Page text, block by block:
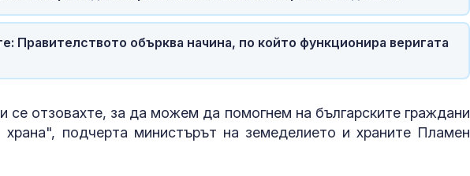
Правителството обърква начина, по който функционира веригата
се отзовахте, за да можем да помогнем на българските граждани
подчерта министърът на земеделието и храните Пламен